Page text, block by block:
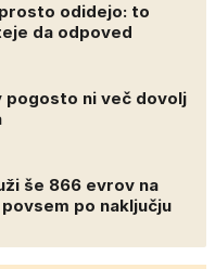
odidejo: to
da odpoved
ni več dovolj
še 866 evrov na
po naključju